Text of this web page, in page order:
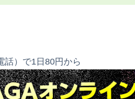
話）で1日80円から